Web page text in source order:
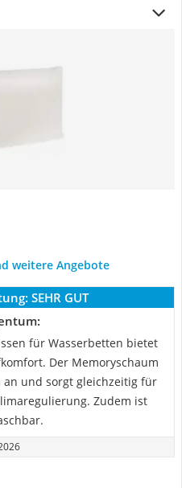
weitere Angebote
SEHR GUT
für Wasserbetten bietet
Der Memoryschaum
und sorgt gleichzeitig für
Zudem ist